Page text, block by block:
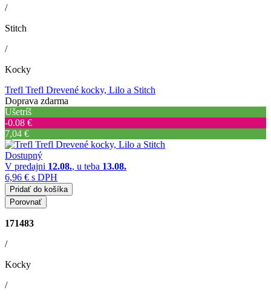
/
Stitch
/
Kocky
Trefl Trefl Drevené kocky, Lilo a Stitch
Doprava zdarma
Ušetríš
‐0.08 €
7,04 €
Dostupný
V predajni 12.08., u teba 13.08.
6,96 € s DPH
Pridať do košíka
Porovnať
171483
/
Kocky
/